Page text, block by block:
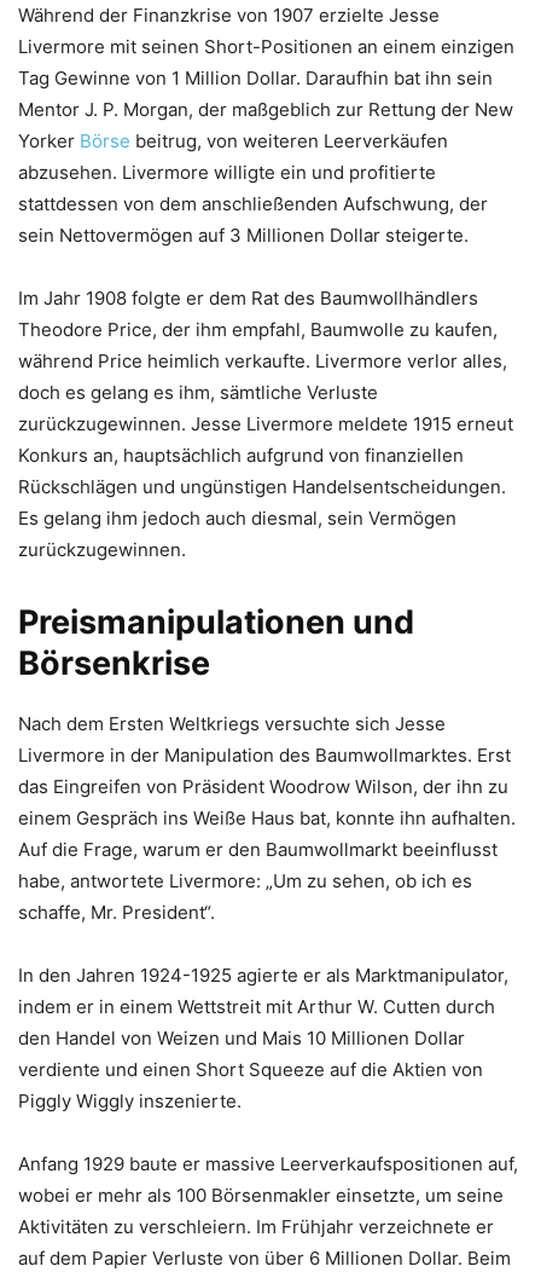
Während der Finanzkrise von 1907 erzielte Jesse
Livermore mit seinen Short-Positionen an einem einzigen
Tag Gewinne von 1 Million Dollar. Daraufhin bat ihn sein
Mentor J. P. Morgan, der maßgeblich zur Rettung der New
Yorker Börse beitrug, von weiteren Leerverkäufen
abzusehen. Livermore willigte ein und profitierte
stattdessen von dem anschließenden Aufschwung, der
sein Nettovermögen auf 3 Millionen Dollar steigerte.
Im Jahr 1908 folgte er dem Rat des Baumwollhändlers
Theodore Price, der ihm empfahl, Baumwolle zu kaufen,
während Price heimlich verkaufte. Livermore verlor alles,
doch es gelang es ihm, sämtliche Verluste
zurückzugewinnen. Jesse Livermore meldete 1915 erneut
Konkurs an, hauptsächlich aufgrund von finanziellen
Rückschlägen und ungünstigen Handelsentscheidungen.
Es gelang ihm jedoch auch diesmal, sein Vermögen
zurückzugewinnen.
Preismanipulationen und
Börsenkrise
Nach dem Ersten Weltkriegs versuchte sich Jesse
Livermore in der Manipulation des Baumwollmarktes. Erst
das Eingreifen von Präsident Woodrow Wilson, der ihn zu
einem Gespräch ins Weiße Haus bat, konnte ihn aufhalten.
Auf die Frage, warum er den Baumwollmarkt beeinflusst
habe, antwortete Livermore: „Um zu sehen, ob ich es
schaffe, Mr. President“.
In den Jahren 1924-1925 agierte er als Marktmanipulator,
indem er in einem Wettstreit mit Arthur W. Cutten durch
den Handel von Weizen und Mais 10 Millionen Dollar
verdiente und einen Short Squeeze auf die Aktien von
Piggly Wiggly inszenierte.
Anfang 1929 baute er massive Leerverkaufspositionen auf,
wobei er mehr als 100 Börsenmakler einsetzte, um seine
Aktivitäten zu verschleiern. Im Frühjahr verzeichnete er
auf dem Papier Verluste von über 6 Millionen Dollar. Beim